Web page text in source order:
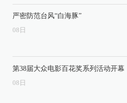
严密防范台风“白海豚”
08 日
第38届大众电影百花奖系列活动开幕
08 日